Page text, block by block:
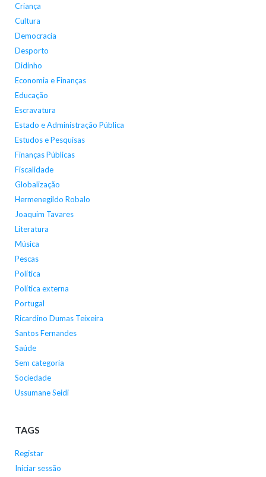
Criança
Cultura
Democracia
Desporto
Didinho
Economia e Finanças
Educação
Escravatura
Estado e Administração Pública
Estudos e Pesquisas
Finanças Públicas
Fiscalidade
Globalização
Hermenegildo Robalo
Joaquim Tavares
Literatura
Música
Pescas
Política
Política externa
Portugal
Ricardino Dumas Teixeira
Santos Fernandes
Saúde
Sem categoria
Sociedade
Ussumane Seidi
TAGS
Registar
Iniciar sessão